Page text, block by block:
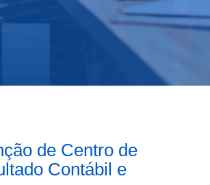
de Centro de
Contábil e